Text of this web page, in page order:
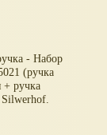
- Набор
(ручка
+ ручка